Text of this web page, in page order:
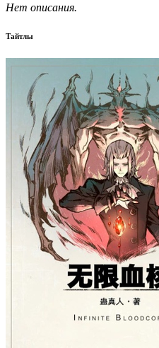
Нет описания.
Тайтлы